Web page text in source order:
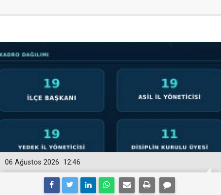
12:46
06 Ağustos 2026